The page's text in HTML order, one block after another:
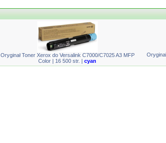
Oryginał Toner Xerox do Versalink C7000/C7025 A3 MFP
Color | 16 500 str. | cyan